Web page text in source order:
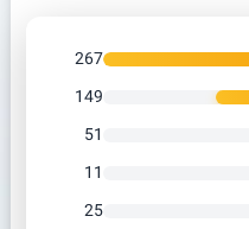
267
149
51
11
25